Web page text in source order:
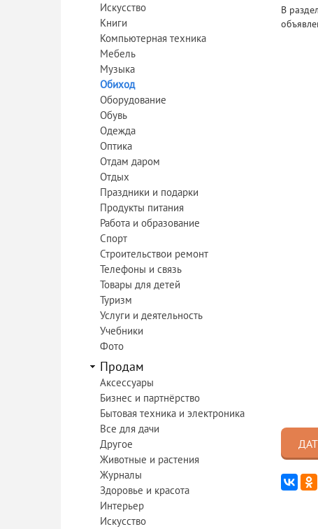
Искусство
Книги
Компьютерная техника
Мебель
Музыка
Обиход
Оборудование
Обувь
Одежда
Оптика
Отдам даром
Отдых
Праздники и подарки
Продукты питания
Работа и образование
Спорт
Строительствои ремонт
Телефоны и связь
Товары для детей
Туризм
Услуги и деятельность
Учебники
Фото
Продам
Аксессуары
Бизнес и партнёрство
Бытовая техника и электроника
Все для дачи
Другое
Животные и растения
Журналы
Здоровье и красота
Интерьер
Искусство
В